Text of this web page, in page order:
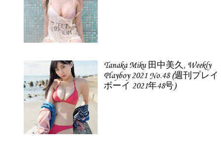
Tanaka Miku 田中美久, Weekly
Playboy 2021 No.48 (週刊プレイ
ボーイ 2021年48号)